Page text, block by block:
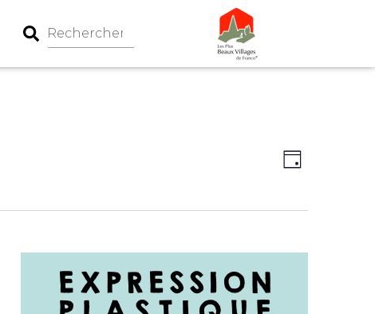
Navigation
par
de
Jour